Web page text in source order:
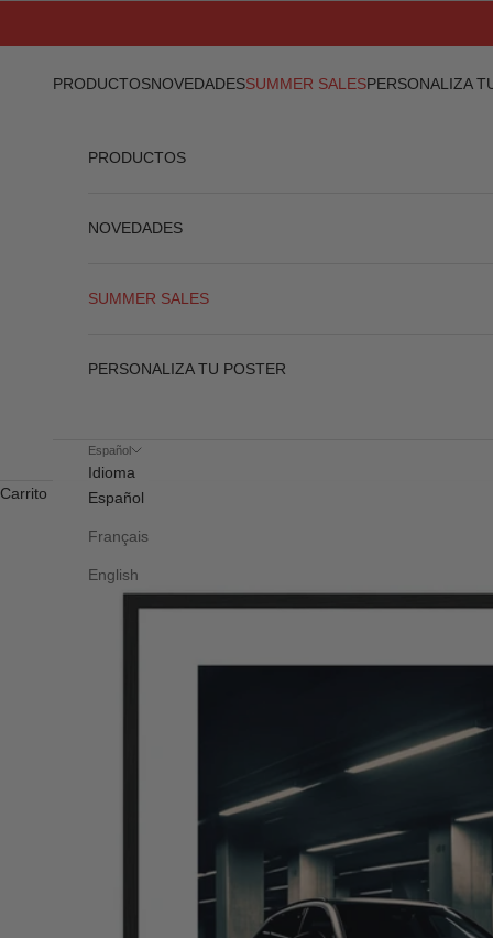
PRODUCTOSNOVEDADESSUMMER SALESPERSONALIZA
PRODUCTOS
NOVEDADES
SUMMER SALES
PERSONALIZA TU POSTER
Español
Idioma
Español
Français
English
Carrito